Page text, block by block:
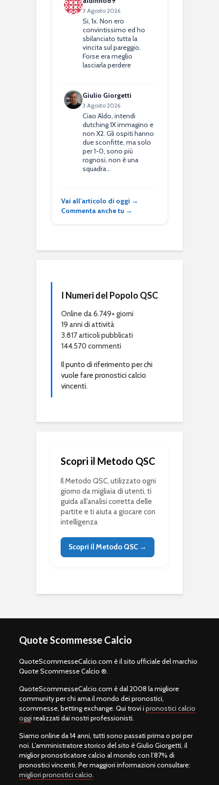
3 Agosto 2026
Si, 1x. Non ero
convintissimo ed ho
sbilanciato tutta la
vincita sul pareggio.
Forse era meglio
lasciarla perdere
Giulio Giorgetti
3 Agosto 2026
Ciao Aldo, intendi
dutching 1X immagino e
non X2. Gli ospiti hanno
due sconfitte, ma solo
per 1-0, sono più
rognosi, non è una
squadra…
Vai all’articolo di oggi →
Commenta anche tu →
I Numeri del Popolo QSC
Online da 6.749+ giorni
19 anni di attività
3.817 articoli pubblicati
144.570 commenti
Il punto di riferimento per chi
vuole fare pronostici calcio
vincenti.
Scopri il Metodo QSC
Il Metodo QSC, utilizzato ogni
giorno da migliaia di utenti, ti
guida all’analisi corretta delle
partite e ti aiuta a giocare con
intelligenza
Scopri il Metodo QSC →
Quote Scommesse Calcio
QuoteScommesseCalcio.com è il sito ufficiale del marchio
Quote Scommesse Calcio ®.
QuoteScommesseCalcio.com è dal 2008 la migliore
community per chi ama il mondo dei pronostici,
scommesse, betting exchange. Qui trovi i pronostici calcio
oggi realizzati dai nostri professionisti.
Siamo online da 14 anni, tutti sono passati prima o poi per
noi. L’amministratore storico del sito è Giulio Giorgetti, il
miglior pronosticatore calcio al mondo con l’87% di
pronostici vincenti. Per maggiori informazioni consultare:
migliori pronostici calcio.